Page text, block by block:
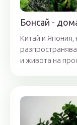
Бонсай -
Китай и Япония,
и живота на